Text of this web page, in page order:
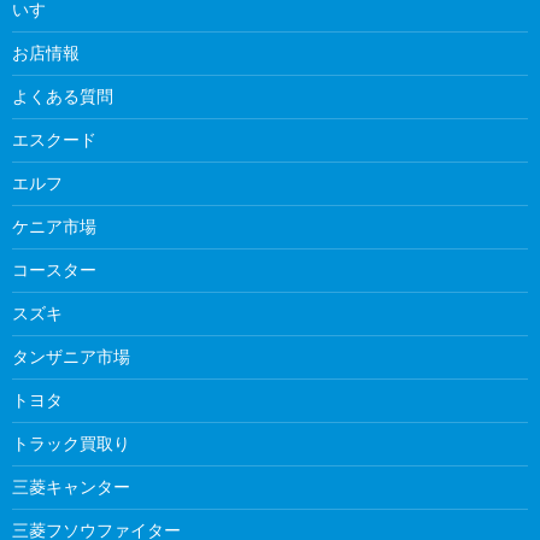
いすゞ
お店情報
よくある質問
エスクード
エルフ
ケニア市場
コースター
スズキ
タンザニア市場
トヨタ
トラック買取り
三菱キャンター
三菱フソウファイター